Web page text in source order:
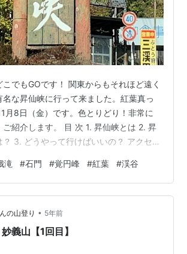
こでもGOです！ 関東からもそれほど遠く
名な昇仙峡に行って来ました。紅葉真っ
月8日（金）です。色とりどり！非常に
ご紹介します。 目 次 1. 昇仙峡とは 2. 昇
3. どうやって行けばいいの？ アクセス
選び方 5.1 昇仙峡を堪能したい方 5.2 有
い方 6. 周り方ベストルート 7. 見どころ・
願掛け 7.2 覚円峰（かくえんぽう） 7.3
） 7.4 仙娥滝（せんがたき） 7.…
滝 #石門 #覚円峰 #紅葉 #渓谷
の山登り • 5年前
義山【1回目】